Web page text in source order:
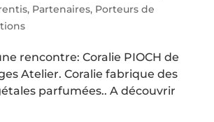
, Partenaires, Porteurs de
rencontre: Coralie PIOCH de
Atelier. Coralie fabrique des
parfumées.. A découvrir